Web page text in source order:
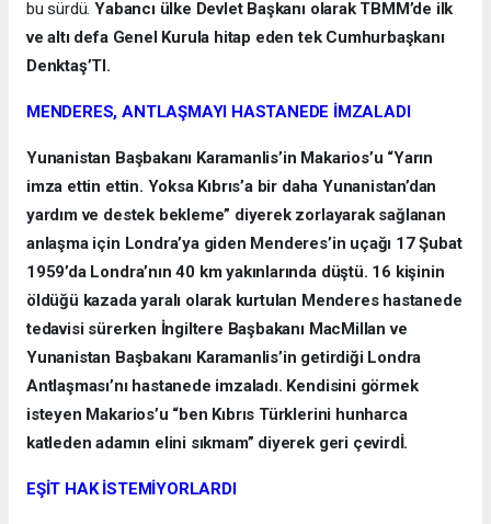
bu sürdü.Yabancı ülke Devlet Başkanı olarak TBMM’de ilk
ve altı defa Genel Kurula hitap eden tek Cumhurbaşkanı
Denktaş’TI.
MENDERES, ANTLAŞMAYI HASTANEDE İMZALADI
Yunanistan Başbakanı Karamanlis’in Makarios’u “Yarın
imza ettin ettin. Yoksa Kıbrıs’a bir daha Yunanistan’dan
yardım ve destek bekleme” diyerek zorlayarak sağlanan
anlaşma için Londra’ya giden Menderes’in uçağı 17 Şubat
1959’da Londra’nın 40 km yakınlarında düştü. 16 kişinin
öldüğü kazada yaralı olarak kurtulan Menderes hastanede
tedavisi sürerken İngiltere Başbakanı MacMillan ve
Yunanistan Başbakanı Karamanlis’in getirdiği Londra
Antlaşması’nı hastanede imzaladı. Kendisini görmek
isteyen Makarios’u “ben Kıbrıs Türklerini hunharca
katleden adamın elini sıkmam” diyerek geri çevirdİ.
EŞİT HAK İSTEMİYORLARDI